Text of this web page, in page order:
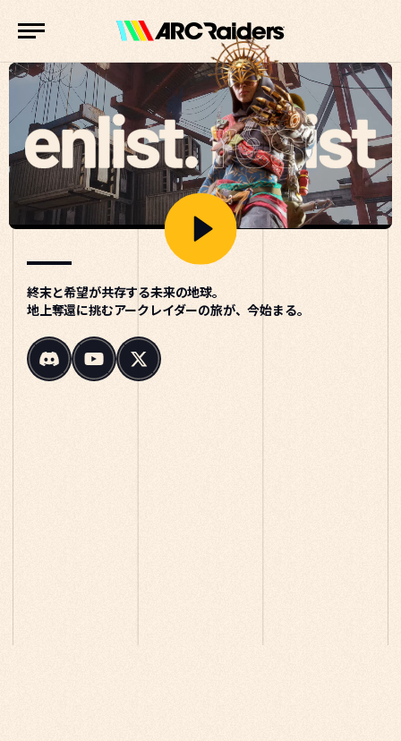
終末と希望が共存する未来の地球。
地上奪還に挑むアークレイダーの旅が、今始まる。